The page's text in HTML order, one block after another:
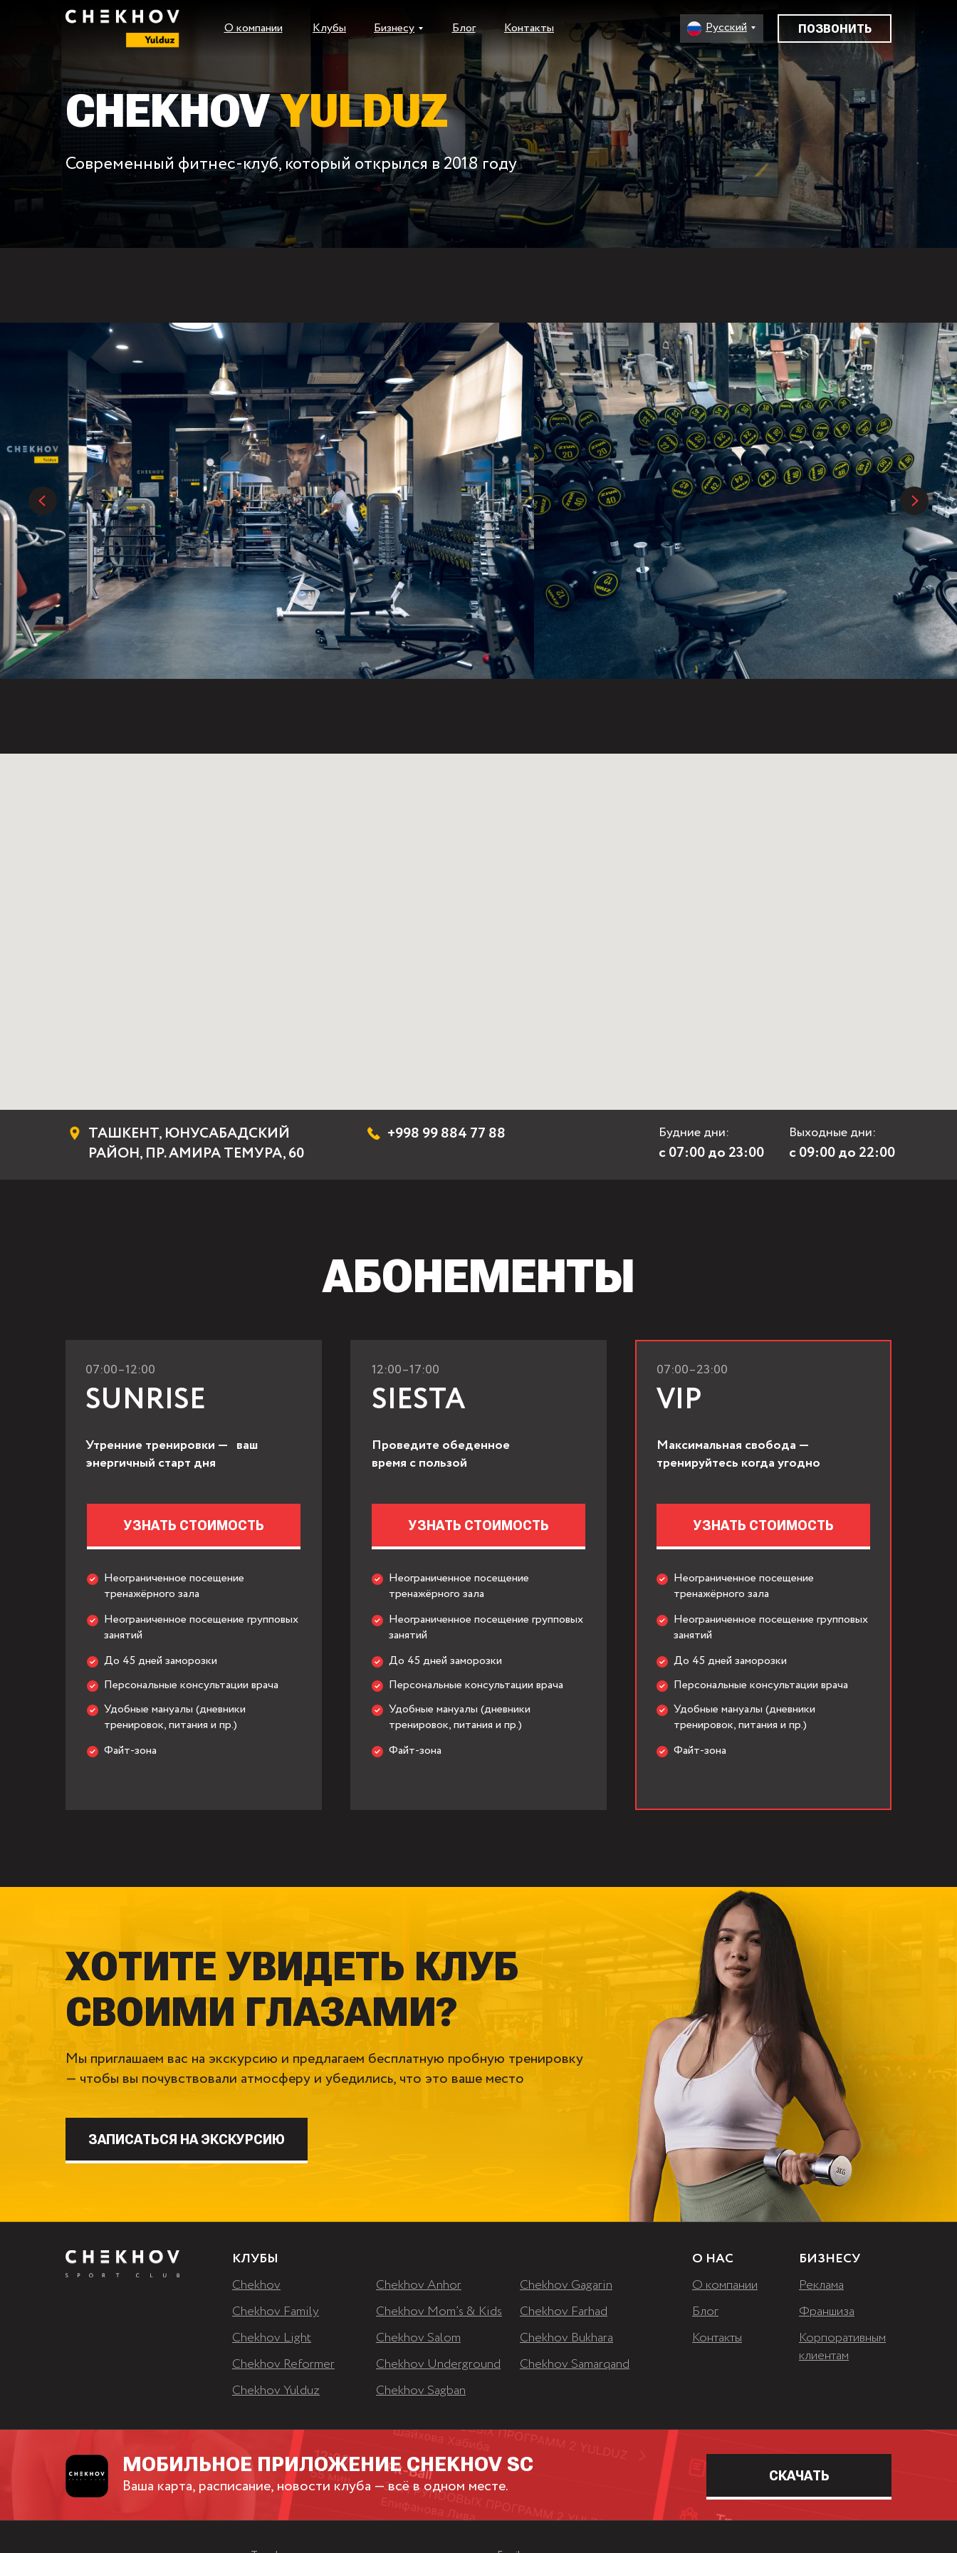
ПОЗВОНИТЬ
О компании Клубы Блог Контакты
Бизнесу Русский
Современный фитнес-клуб, который открылся в 2018 году
CHEKHOVYULDUZ
+998 99 884 77 88
ТАШКЕНТ, ЮНУСАБАДСКИЙ
РАЙОН, ПР. АМИРА ТЕМУРА, 60
Будние дни:
с 07:00 до 23:00
Выходные дни:
с 09:00 до 22:00
АБОНЕМЕНТЫ
SUNRISE
07:00–12:00
Утренние тренировки — ваш
энергичный старт дня
Проведите обеденное
время с пользой
Максимальная свобода —
тренируйтесь когда угодно
SIESTA
12:00–17:00
VIP
07:00–23:00
УЗНАТЬ СТОИМОСТЬ
УЗНАТЬ СТОИМОСТЬ
УЗНАТЬ СТОИМОСТЬ
Неограниченное посещение
тренажёрного зала
Неограниченное посещение групповых
занятий
До 45 дней заморозки
Персональные консультации врача
Удобные мануалы (дневники
тренировок, питания и пр.)
Файт-зона
Неограниченное посещение
тренажёрного зала
Неограниченное посещение групповых
занятий
До 45 дней заморозки
Персональные консультации врача
Удобные мануалы (дневники
тренировок, питания и пр.)
Файт-зона
Неограниченное посещение
тренажёрного зала
Неограниченное посещение групповых
занятий
До 45 дней заморозки
Персональные консультации врача
Удобные мануалы (дневники
тренировок, питания и пр.)
Файт-зона
ХОТИТЕ УВИДЕТЬ КЛУБ
СВОИМИ ГЛАЗАМИ?
Мы приглашаем вас на экскурсию и предлагаем бесплатную пробную тренировку
— чтобы вы почувствовали атмосферу и убедились, что это ваше место
ЗАПИСАТЬСЯ НА ЭКСКУРСИЮ
БИЗНЕСУ
Реклама
Франшиза
Корпоративным
клиентам
О компании
О НАС
Блог
Контакты
КЛУБЫ
Chekhov
Chekhov Anhor
Chekhov Family
Chekhov Light
Chekhov Salom
Chekhov Reformer
Chekhov Underground
Chekhov Sagban
Chekhov Yulduz
Chekhov Gagarin
Chekhov Mom’s & Kids
Chekhov Farhad
Chekhov Bukhara
Chekhov Samarqand
МОБИЛЬНОЕ ПРИЛОЖЕНИЕ CHEKHOV SC
Ваша карта, расписание, новости клуба — всё в одном месте.
СКАЧАТЬ